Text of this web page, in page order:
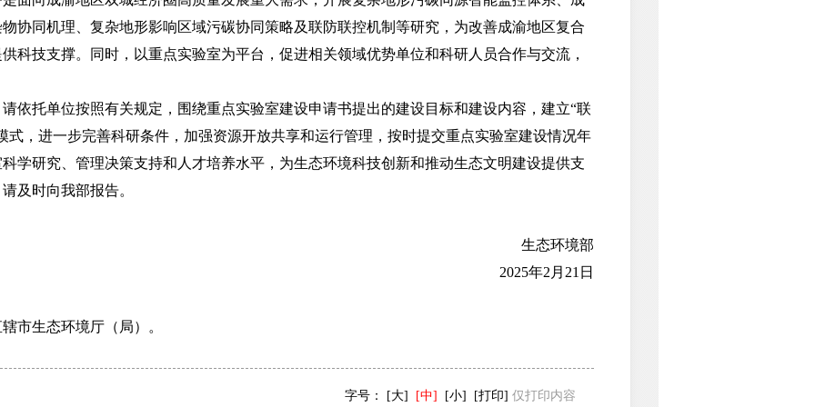
协同机理、复杂地形影响区域污碳协同策略及联防联控机制等研究，为改善成渝地区复合
科技支撑。同时，以重点实验室为平台，促进相关领域优势单位和科研人员合作与交流，
托单位按照有关规定，围绕重点实验室建设申请书提出的建设目标和建设内容，建立“联
式，进一步完善科研条件，加强资源开放共享和运行管理，按时提交重点实验室建设情况年
学研究、管理决策支持和人才培养水平，为生态环境科技创新和推动生态文明建设提供支
及时向我部报告。
生态环境部
2025年2月21日
生态环境厅（局）。
字号： [大] [中] [小] [打印] 仅打印内容